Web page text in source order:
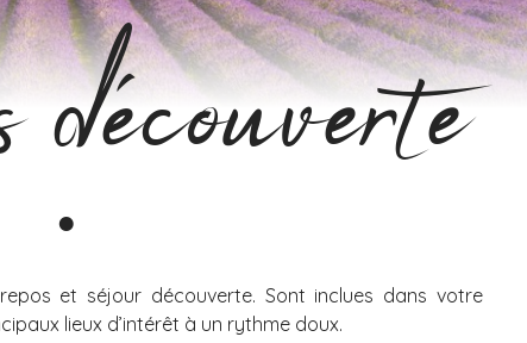
et séjour découverte. Sont inclues dans votre
lieux d’intérêt à un rythme doux.